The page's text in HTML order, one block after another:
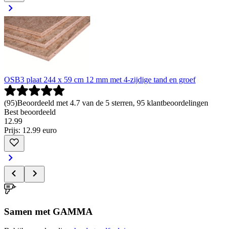
OSB3 plaat 244 x 59 cm 12 mm met 4-zijdige tand en groef
(95)Beoordeeld met 4.7 van de 5 sterren, 95 klantbeoordelingen
Best beoordeeld
12.99
Prijs: 12.99 euro
Samen met GAMMA